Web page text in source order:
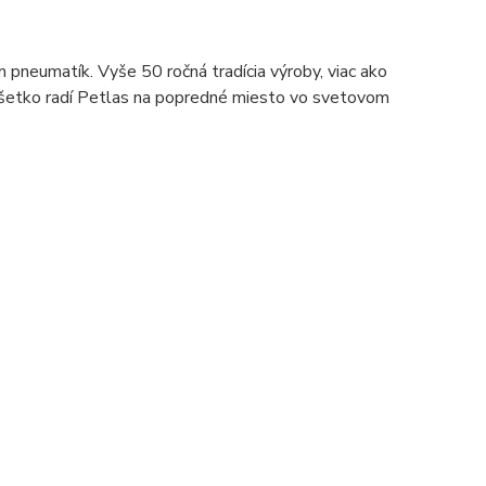
Vyše 50 ročná tradícia výroby, viac ako
radíPetlas na popredné miesto vo svetovom